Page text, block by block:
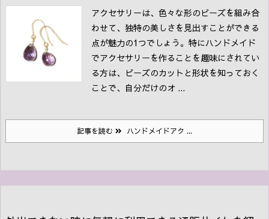
アクセサリーは、色々な形のビーズを組み合
わせて、独特の美しさを見出すことができる
点が魅力の1つでしょう。 特にハンドメイド
でアクセサリーを作ることを趣味にされてい
る方は、ビーズのカットと形状を知っておく
ことで、自分だけのオ ...
記事を読む ハンドメイドアク ...